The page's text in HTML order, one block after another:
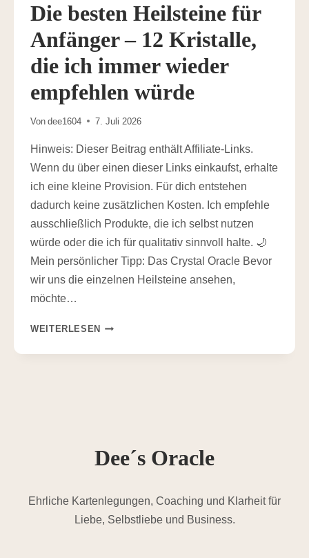
Die besten Heilsteine für
Anfänger – 12 Kristalle,
die ich immer wieder
empfehlen würde
Von dee1604 7. Juli 2026
Hinweis: Dieser Beitrag enthält Affiliate-Links.
Wenn du über einen dieser Links einkaufst, erhalte
ich eine kleine Provision. Für dich entstehen
dadurch keine zusätzlichen Kosten. Ich empfehle
ausschließlich Produkte, die ich selbst nutzen
würde oder die ich für qualitativ sinnvoll halte. 🌙
Mein persönlicher Tipp: Das Crystal Oracle Bevor
wir uns die einzelnen Heilsteine ansehen,
möchte…
WEITERLESEN
DIE
HEILSTEINE
ICH
EMPFEHLEN
WÜRDE
Dee´s Oracle
Ehrliche Kartenlegungen, Coaching und Klarheit für
Liebe, Selbstliebe und Business.